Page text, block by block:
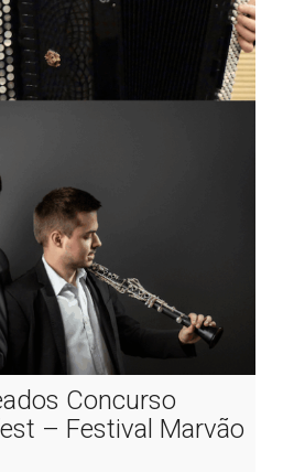
Concurso
– Festival Marvão